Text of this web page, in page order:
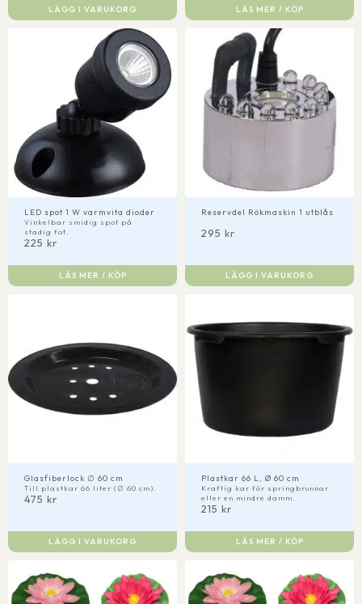
LÄGG I VARUKORG LÄS MER / KÖP
LED spot 1 W varmvita dioder
225 kr
Vinkelbar smidig spot på
stadig fot.
LÄS MER / KÖP
Reservdel Rökmaskin 1 utblås
295 kr
LÄGG I VARUKORG
Glasfiberlock ∅ 60 cm
475 kr
Till plastkar 66 liter (∅ 60 cm).
LÄGG I VARUKORG
Plastkar 66 L, Ø 60 cm
215 kr
Kraftig kar för springbrunnar
eller en mindre damm.
LÄS MER / KÖP